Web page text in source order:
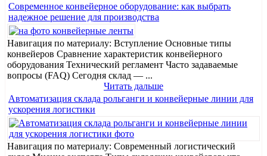
Современное конвейерное оборудование: как выбрать
надежное решение для производства
Навигация по материалу: Вступление Основные типы
конвейеров Сравнение характеристик конвейерного
оборудования Технический регламент Часто задаваемые
вопросы (FAQ) Сегодня склад — ...
Читать дальше
Автоматизация склада рольганги и конвейерные линии для
ускорения логистики
Навигация по материалу: Современный логистический